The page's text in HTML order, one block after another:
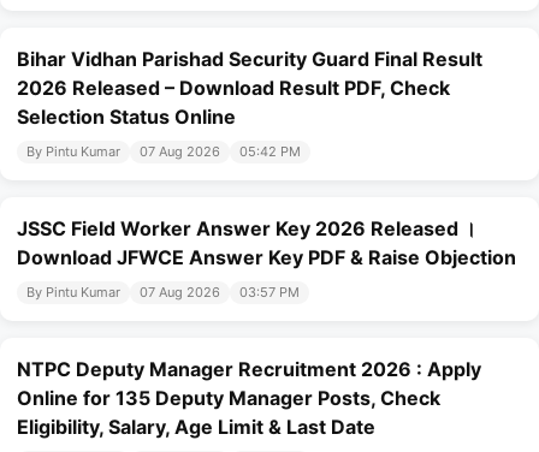
Bihar Vidhan Parishad Security Guard Final Result
2026 Released – Download Result PDF, Check
Selection Status Online
By Pintu Kumar 07 Aug 2026 05:42 PM
JSSC Field Worker Answer Key 2026 Released ।
Download JFWCE Answer Key PDF & Raise Objection
By Pintu Kumar 07 Aug 2026 03:57 PM
NTPC Deputy Manager Recruitment 2026 : Apply
Online for 135 Deputy Manager Posts, Check
Eligibility, Salary, Age Limit & Last Date